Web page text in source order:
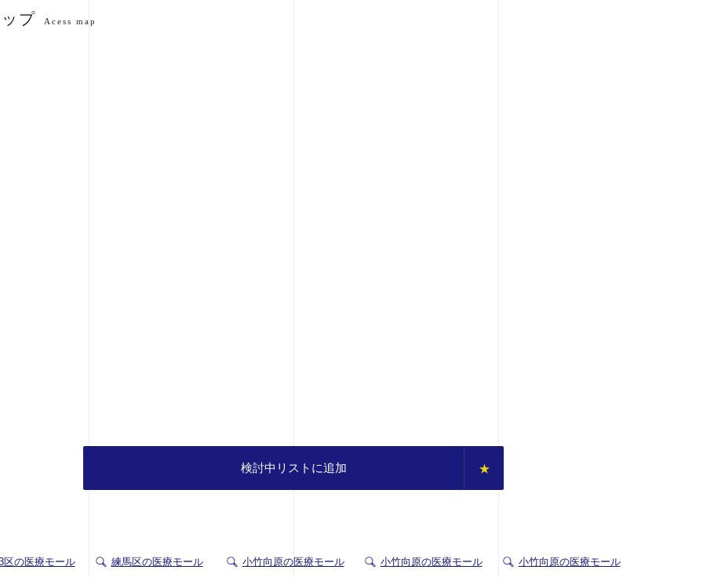
プ Acess map
検討中リストに追加
区の医療モール 練馬区の医療モール 小竹向原の医療モール 小竹向原の医療モール
小竹向原の医療モール